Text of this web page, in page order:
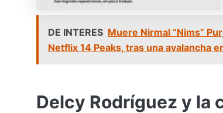
DE INTERES Muere Nirmal “Nims”
Netflix 14 Peaks, tras una avalancha
Delcy Rodríguez y la